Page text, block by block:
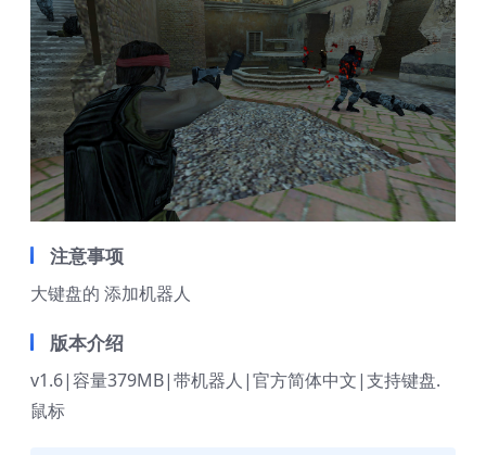
注意事项
大键盘的 添加机器人
版本介绍
v1.6|容量379MB|带机器人|官方简体中文|支持键盘.
鼠标